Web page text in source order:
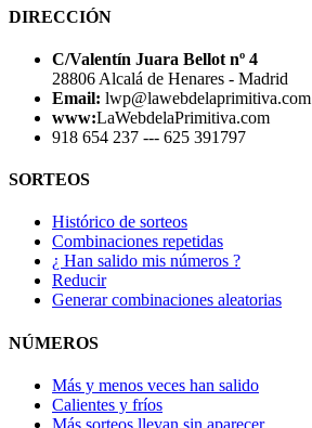
DIRECCIÓN
C/Valentín Juara Bellot nº 4
28806 Alcalá de Henares - Madrid
Email: lwp@lawebdelaprimitiva.com
www:LaWebdelaPrimitiva.com
918 654 237 --- 625 391797
SORTEOS
Histórico de sorteos
Combinaciones repetidas
¿ Han salido mis números ?
Reducir
Generar combinaciones aleatorias
NÚMEROS
Más y menos veces han salido
Calientes y fríos
Más sorteos llevan sin aparecer